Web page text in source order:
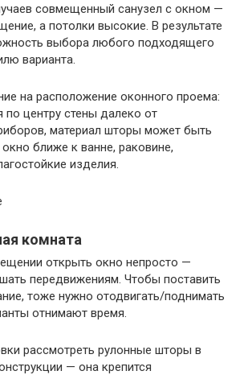
совмещенный санузел с окном —
а потолки высокие. В результате
выбора любого подходящего
варианта.
на расположение оконного проема:
по центру стены далеко от
материал шторы может быть
ближе к ванне, раковине,
изделия.
комната
открыть окно непросто —
передвижениям. Чтобы поставить
тоже нужно отодвигать/поднимать
отнимают время.
рассмотреть рулонные шторы в
— она крепится